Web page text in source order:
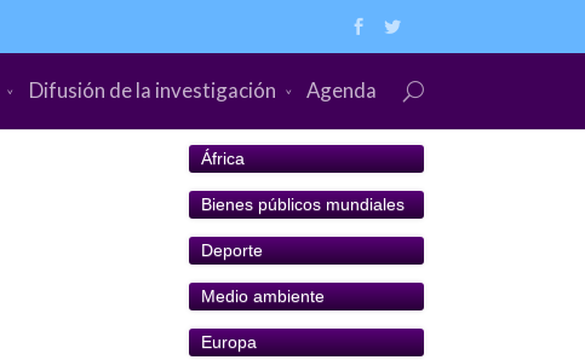
Difusión de la investigación Agenda
África
Bienes públicos mundiales
Deporte
Medio ambiente
Europa